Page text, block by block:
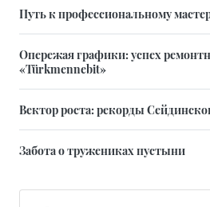
Путь к профессиональному
Опережая графики: успех
«Türkmennebit»
Вектор роста: рекорды
Забота о тружениках пустыни